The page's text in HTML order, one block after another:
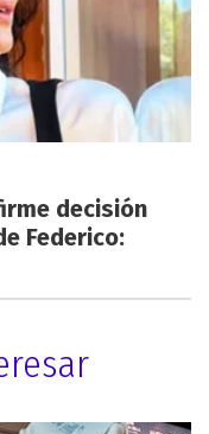
decisión
Federico: